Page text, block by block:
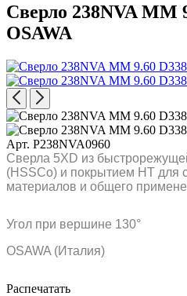
Сверло 238NVA MM
OSAWA
Арт. P238NVA0960
Сверла 5XD из
(HSSCo) и покрытием HT для
материалов и общего
Угол при вершине 130°
OSAWA (Италия)
Распечатать